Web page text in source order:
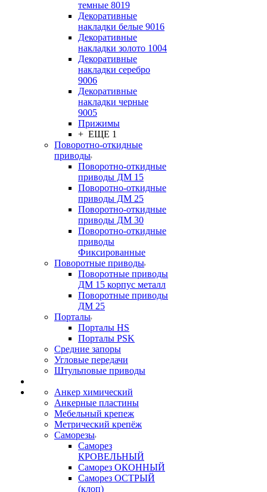
темные 8019
Декоративные
накладки белые 9016
Декоративные
накладки золото 1004
Декоративные
накладки серебро
9006
Декоративные
накладки черные
9005
Прижимы
+ ЕЩЕ 1
Поворотно-откидные
приводы
Поворотно-откидные
приводы ДМ 15
Поворотно-откидные
приводы ДМ 25
Поворотно-откидные
приводы ДМ 30
Поворотно-откидные
приводы
Фиксированные
Поворотные приводы
Поворотные приводы
ДМ 15 корпус металл
Поворотные приводы
ДМ 25
Порталы
Порталы HS
Порталы PSK
Средние запоры
Угловые передачи
Штульповые приводы
Анкер химический
Анкерные пластины
Мебельный крепеж
Метрический крепёж
Саморезы
Саморез
КРОВЕЛЬНЫЙ
Саморез ОКОННЫЙ
Саморез ОСТРЫЙ
(клоп)